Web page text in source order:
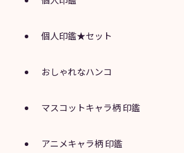
個人印鑑★セット
おしゃれなハンコ
マスコットキャラ柄 印鑑
アニメキャラ柄 印鑑